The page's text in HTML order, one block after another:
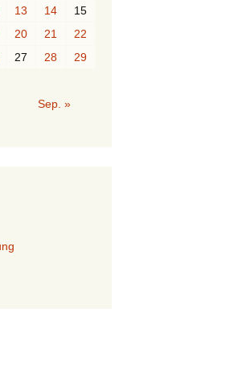
13 14
15
20 21
22
27 28
29
Sep. »